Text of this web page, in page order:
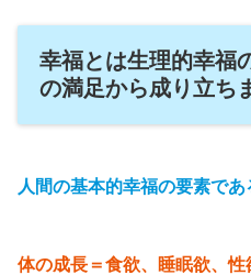
幸福とは生理的幸福
の満足から成り立ち
人間の基本的幸福の要素で
体の成長＝食欲、睡眠欲、性